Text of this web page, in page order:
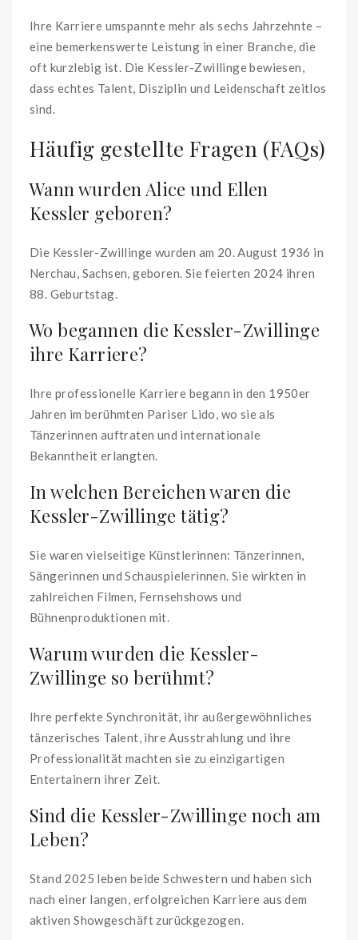
Ihre Karriere umspannte mehr als sechs Jahrzehnte –
eine bemerkenswerte Leistung in einer Branche, die
oft kurzlebig ist. Die Kessler-Zwillinge bewiesen,
dass echtes Talent, Disziplin und Leidenschaft zeitlos
sind.
Häufig gestellte Fragen (FAQs)
Wann wurden Alice und Ellen
Kessler geboren?
Die Kessler-Zwillinge wurden am 20. August 1936 in
Nerchau, Sachsen, geboren. Sie feierten 2024 ihren
88. Geburtstag.
Wo begannen die Kessler-Zwillinge
ihre Karriere?
Ihre professionelle Karriere begann in den 1950er
Jahren im berühmten Pariser Lido, wo sie als
Tänzerinnen auftraten und internationale
Bekanntheit erlangten.
In welchen Bereichen waren die
Kessler-Zwillinge tätig?
Sie waren vielseitige Künstlerinnen: Tänzerinnen,
Sängerinnen und Schauspielerinnen. Sie wirkten in
zahlreichen Filmen, Fernsehshows und
Bühnenproduktionen mit.
Warum wurden die Kessler-
Zwillinge so berühmt?
Ihre perfekte Synchronität, ihr außergewöhnliches
tänzerisches Talent, ihre Ausstrahlung und ihre
Professionalität machten sie zu einzigartigen
Entertainern ihrer Zeit.
Sind die Kessler-Zwillinge noch am
Leben?
Stand 2025 leben beide Schwestern und haben sich
nach einer langen, erfolgreichen Karriere aus dem
aktiven Showgeschäft zurückgezogen.